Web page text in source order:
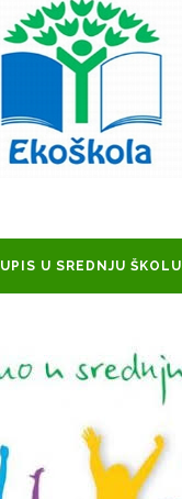
UPIS U SREDNJU ŠKOLU